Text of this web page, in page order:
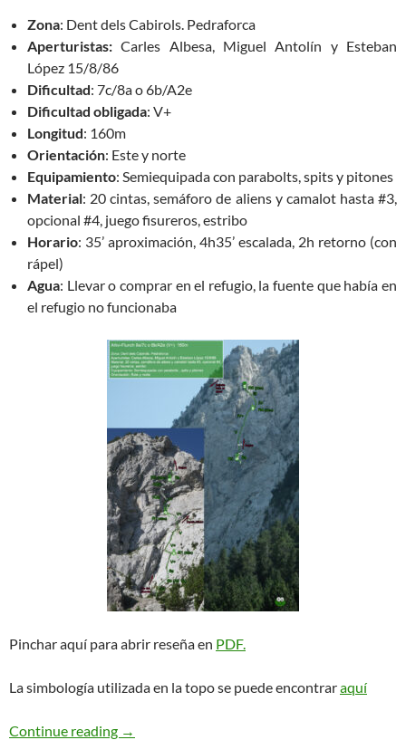
Zona: Dent dels Cabirols. Pedraforca
Aperturistas:Carles Albesa, Miguel Antolín y Esteban
López 15/8/86
Dificultad: 7c/8a o 6b/A2e
Dificultad obligada: V+
Longitud: 160m
Orientación: Este y norte
Equipamiento: Semiequipada con parabolts, spits y pitones
Material: 20 cintas, semáforo de aliens y camalot hasta #3,
opcional #4, juego fisureros, estribo
Horario: 35’ aproximación, 4h35’ escalada, 2h retorno (con
rápel)
Agua: Llevar o comprar en el refugio, la fuente que había en
el refugio no funcionaba
Pinchar aquí para abrir reseña en PDF.
La simbología utilizada en la topo se puede encontraraquí
Continue reading Altivi-Flunch. Pedraforca
→